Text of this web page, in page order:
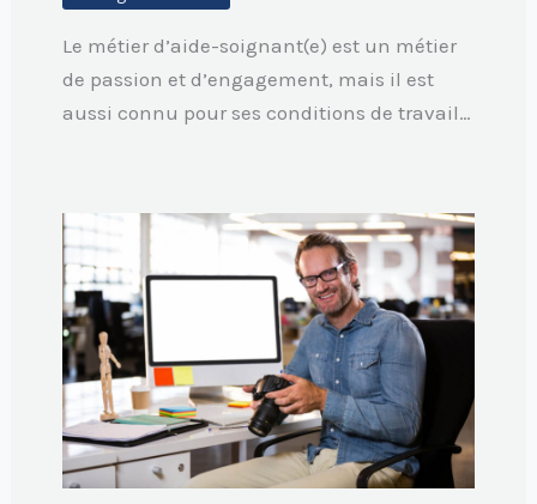
Le métier d’aide-soignant(e) est un métier
de passion et d’engagement, mais il est
aussi connu pour ses conditions de travail…